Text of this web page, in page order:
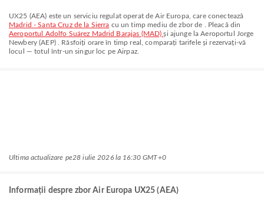
UX25 (AEA) este un serviciu regulat operat deAir Europa, care conectează
Madrid - Santa Cruz de la Sierra cu un timp mediu de zbor de
. Pleacă din
Aeroportul Adolfo Suárez Madrid Barajas (MAD)și ajunge laAeroportul Jorge
Newbery (AEP)
. Răsfoiți orare în timp real, comparați tarifele și rezervați-vă
locul — totul într-un singur loc pe Airpaz.
Ultima actualizare pe28 iulie 2026 la 16:30 GMT+0
Informații despre zbor Air Europa UX25 (AEA)